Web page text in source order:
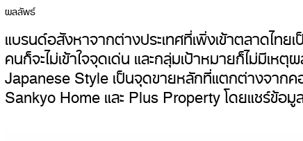
ผลลัพธ์
แบรนด์อสังหาจากต่างประเทศที่เพิ่งเข้าตลาดไท
คนก็จะไม่เข้าใจจุดเด่น และกลุ่มเป้าหมายก็ไม่มีเ
Japanese Style เป็นจุดขายหลักที่แตกต่างจากค
Sankyo Home และ Plus Property โดยแชร์ข้อ